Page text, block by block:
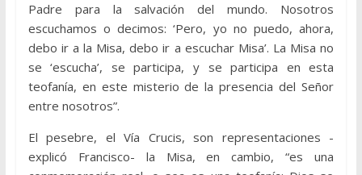
Padre para la salvación del mundo. Nosotros
escuchamos o decimos: ‘Pero, yo no puedo, ahora,
debo ir a la Misa, debo ir a escuchar Misa’. La Misa no
se ‘escucha’, se participa, y se participa en esta
teofanía, en este misterio de la presencia del Señor
entre nosotros”.
El pesebre, el Vía Crucis, son representaciones -
explicó Francisco- la Misa, en cambio, “es una